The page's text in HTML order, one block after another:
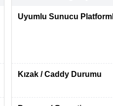
Uyumlu Sunucu
Kızak / Caddy Durumu